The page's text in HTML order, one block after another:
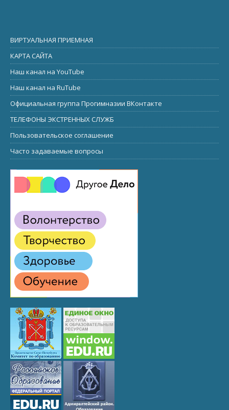
ВИРТУАЛЬНАЯ ПРИЕМНАЯ
КАРТА САЙТА
Наш канал на YouTube
Наш канал на RuTube
Официальная группа Прогимназии ВКонтакте
ТЕЛЕФОНЫ ЭКСТРЕННЫХ СЛУЖБ
Пользовательское соглашение
Часто задаваемые вопросы